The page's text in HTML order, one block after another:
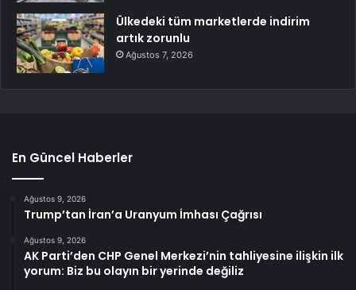
Ülkedeki tüm marketlerde indirim
artık zorunlu
Ağustos 7, 2026
En Güncel Haberler
Ağustos 9, 2026
Trump’tan İran’a Uranyum İmhası Çağrısı
Ağustos 9, 2026
AK Parti’den CHP Genel Merkezi’nin tahliyesine ilişkin ilk
yorum: Biz bu olayın bir yerinde değiliz